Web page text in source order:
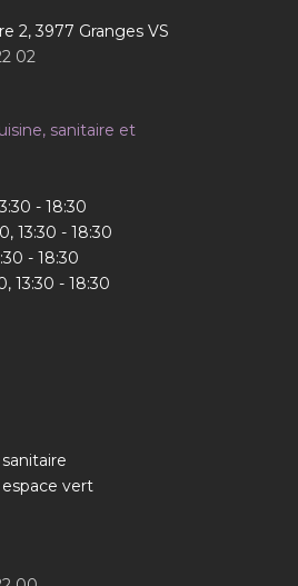
2, 3977 Granges VS
02
sanitaire et
- 18:30
13:30 - 18:30
- 18:30
13:30 - 18:30
vert